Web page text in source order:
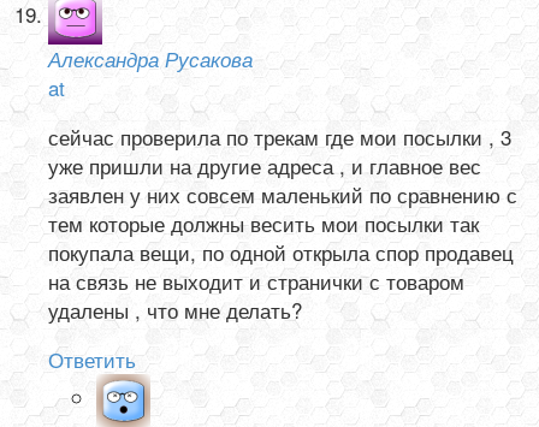
Александра Русакова
at
сейчас проверила по трекам где мои посылки , 3
уже пришли на другие адреса , и главное вес
заявлен у них совсем маленький по сравнению с
тем которые должны весить мои посылки так
покупала вещи, по одной открыла спор продавец
на связь не выходит и странички с товаром
удалены , что мне делать?
Ответить